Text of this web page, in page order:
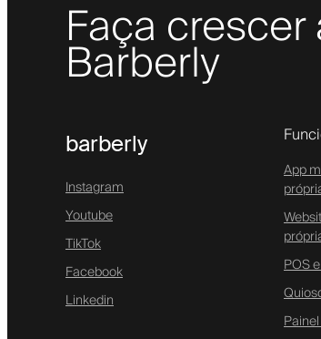
Faça
Barberly
barberly
Instagram
Youtube
TikTok
Facebook
Linkedin
App
POS